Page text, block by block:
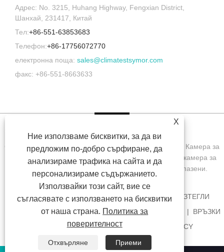
Адрес: No. 3215, Huhang Highway, Fengxian District,
Шанхай, 231417, Китай
Тел:+86-551-63853683
Телефон:+86-17756072770
електронна поща: sales@climatestsymor.com
факс: +86-551-8663633
Copyright © 2022 Symor Instrument Equipment Co., Ltd. Камера за
изпитване на околната среда, електронен сух шкаф, камера за
изпитване на ускорено изветряне Всички права запазени.
У ДОМА ЗА НАС ПРОДУКТИ НОВИНИ
ИЗТЕГЛИ
ИЗПРАТЕТЕ ЗАПИТВАНЕ
СВЪРЖЕТЕ СЕ С НАС
ВРЪЗКИ
SITEMAP
RSS XML PRIVACY POLICY
X
Ние използваме бисквитки, за да ви
предложим по-добро сърфиране, да
анализираме трафика на сайта и да
персонализираме съдържанието.
Използвайки този сайт, вие се
съгласявате с използването на бисквитки
от наша страна. Политика за
поверителност
Отхвърляне
Приеми